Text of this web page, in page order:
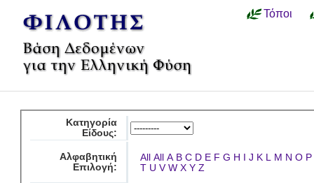
Τόποι
Κατηγορία
Είδους:
Αλφαβητική
Επιλογή:
All All A B C D E F G H I J K L M N O P
T U V W X Y Z